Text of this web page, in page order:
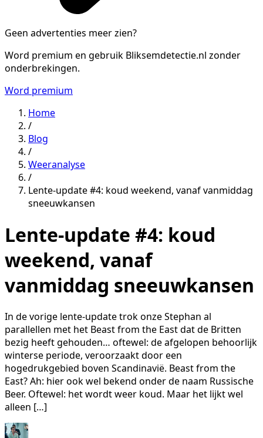
Geen advertenties meer zien?
Word premium en gebruik Bliksemdetectie.nl zonder
onderbrekingen.
Word premium
Home
/
Blog
/
Weeranalyse
/
Lente-update #4: koud weekend, vanaf vanmiddag
sneeuwkansen
Lente-update #4: koud
weekend, vanaf
vanmiddag sneeuwkansen
In de vorige lente-update trok onze Stephan al
parallellen met het Beast from the East dat de Britten
bezig heeft gehouden… oftewel: de afgelopen behoorlijk
winterse periode, veroorzaakt door een
hogedrukgebied boven Scandinavië. Beast from the
East? Ah: hier ook wel bekend onder de naam Russische
Beer. Oftewel: het wordt weer koud. Maar het lijkt wel
alleen […]